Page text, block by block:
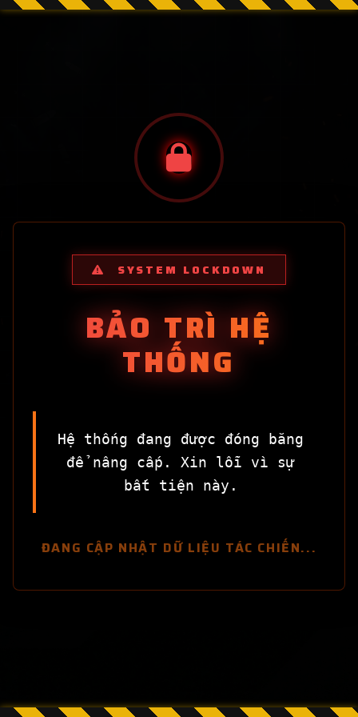
SYSTEM LOCKDOWN
BẢO TRÌ HỆ
THỐNG
Hệ thống đang được đóng băng
để nâng cấp. Xin lỗi vì sự
bất tiện này.
ĐANG CẬP NHẬT DỮ LIỆU TÁC CHIẾN...